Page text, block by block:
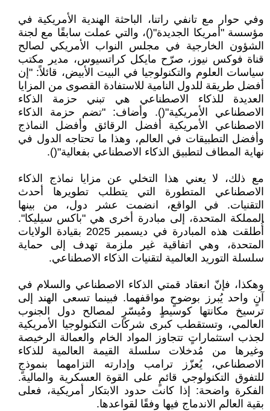
وفي حوار مع تانفي راتنا، الباحثة الهندية الأمريكية في
مؤسسة "أمريكا الجديدة"()، والتي عملت سابقًا مع لجنة
الشؤون الخارجية في مجلس النواب الأمريكي لصالح
قناة فوكس نيوز، صرّح مايكل كراتسيوس، مدير مكتب
سياسات العلوم والتكنولوجيا في البيت الأبيض، قائلاً: "إن
أفضل طريقة للدول النامية للاستفادة القصوى من المزايا
العديدة للذكاء الاصطناعي هي تبني حزمة الذكاء
الاصطناعي الأمريكية"(). وأضاف: "تضم حزمة الذكاء
الاصطناعي الأمريكية أفضل الرقائق وأفضل النماذج
وأفضل التطبيقات في العالم، وهذا ما تحتاجه الدول في
نهاية المطاف لتطبيق الذكاء الاصطناعي بفعالية"().
مع ذلك، لا يعني هذا التخلي عن مزايا نماذج الذكاء
الاصطناعي المتطورة التي يتطلب تطويرها أحدث
التقنيات. في الواقع، انضمت عشر دول، من بينها
المملكة المتحدة، إلى مبادرة أخرى هي "باكس سيليكا".
أُطلقت هذه المبادرة في ديسمبر 2025 بقيادة الولايات
المتحدة، وهي اتفاقية غير ملزمة تهدف إلى حماية
سلسلة التوريد العالمية لتقنيات الذكاء الاصطناعي.
وهكذا، فإنّ انعقاد قمتي الذكاء الاصطناعي والسلام في
آنٍ واحد يُبرز بوضوحٍ مواقفهما. فبينما تسعى الهند إلى
ترسيخ مكانتها كوسيطٍ ومُيسّرٍ لمصالح دول الجنوب
العالمي، وتستقطب كبرى شركات التكنولوجيا الأمريكية
لجذب استثماراتٍ تتجاوز المواد الخام والعمالة الرخيصة
وغيرها من مُدخلات سلسلة القيمة العالمية للذكاء
الاصطناعي، يُعزّز ترامب وإدارته التزامهما بنموذجٍ
للتفوق التكنولوجي قائمٍ على القوة العسكرية والمالية.
الفكرة واضحة: إذا كانت حدود الابتكار أمريكية، فعلى
بقية العالم الاندماج فيها وفقًا لقواعدها.